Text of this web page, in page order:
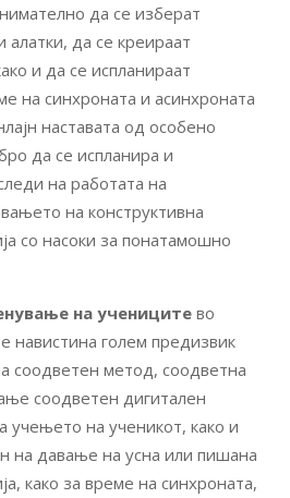
да се изберат
да се креираат
и да се испланираат
на синхроната и асинхроната
наставата од особено
да се испланира и
на работата на
на конструктивна
со насоки за понатамошно
на учениците во
навистина голем предизвик
соодветен метод, соодветна
соодветен дигитален
учењето на ученикот, како и
на давање на усна или пишана
како за време на синхроната,